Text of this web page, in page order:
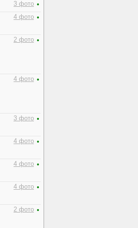
3 фото •
4 фото •
2 фото •
4 фото •
3 фото •
4 фото •
4 фото •
4 фото •
2 фото •